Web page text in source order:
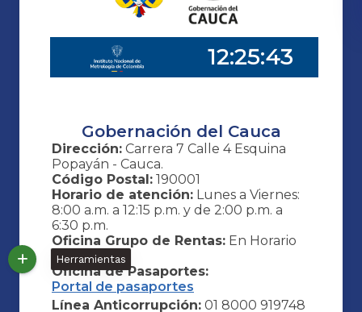
Gobernación del Cauca
Dirección: Carrera 7 Calle 4 Esquina
Popayán - Cauca.
Código Postal: 190001
Horario de atención: Lunes a Viernes:
8:00 a.m. a 12:15 p.m. y de 2:00 p.m. a
6:30 p.m.
Oficina Grupo de Rentas: En Horario
de atención
Oficina de Pasaportes:
Portal de pasaportes
Línea Anticorrupción: 01 8000 919748
Herramientas